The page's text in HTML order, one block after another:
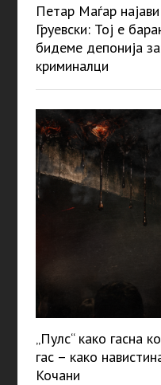
Петар Маѓар
Груевски: Тој е
бидеме депонија
криминалци
„Пулс“ како гасна
гас – како
Кочани